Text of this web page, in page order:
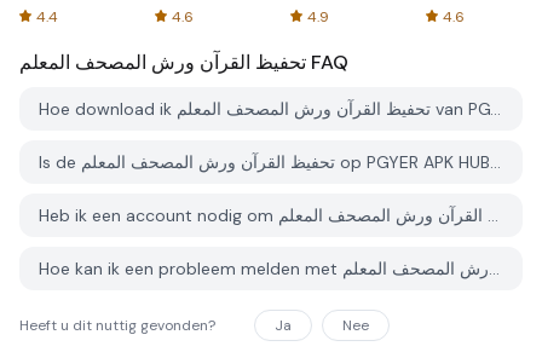
4.4
Spreadsheets
4.6 4.9
AFTVnews
4.6
تحفيظ القرآن ورش المصحف المعلم FAQ
Hoe download ik تحفيظ القرآن ورش المصحف المعلم van PGYER APK HUB?
Is de تحفيظ القرآن ورش المصحف المعلم op PGYER APK HUB gratis te downloaden?
Heb ik een account nodig om تحفيظ القرآن ورش المصحف المعلم van PGYER APK HUB te downloaden?
Hoe kan ik een probleem melden met تحفيظ القرآن ورش المصحف المعلم op PGYER APK HUB?
Heeft u dit nuttig gevonden? Ja Nee